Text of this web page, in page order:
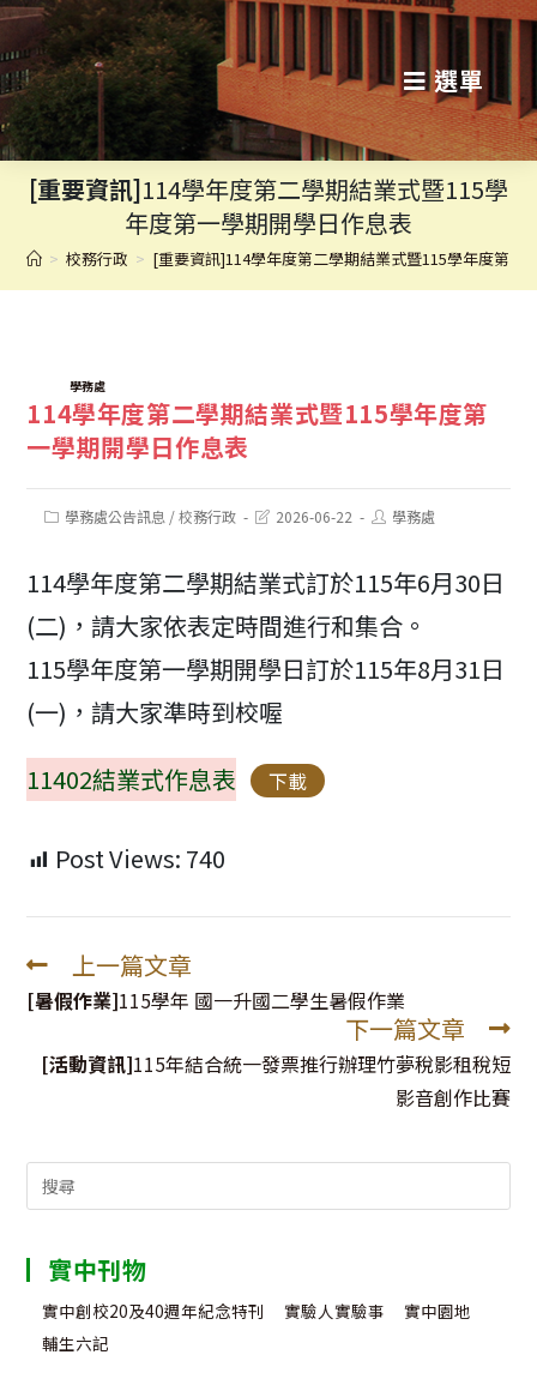
跳
轉
至
主
選單
[重要資訊]114學年度第二學期結業式暨115學
年度第一學期開學日作息表
> 校務行政 > [重要資訊]114學年度第二學期結業式暨115學年度第一
TAGS:學務處
114學年度第二學期結業式暨115學年度第
一學期開學日作息表
Post學務處公告訊息 / 校務行政
Post2026-06-22
Post學務處
114學年度第二學期結業式訂於115年6月30日
(二)，請大家依表定時間進行和集合。
115學年度第一學期開學日訂於115年8月31日
(一)，請大家準時到校喔
11402結業式作息表
下載
Post Views: 740
Read
more
上一篇文章
[暑假作業]115學年 國一升國二學生暑假作業
下一篇文章
[活動資訊]115年結合統一發票推行辦理竹夢稅影租稅短
影音創作比賽
Search
for:
實中刊物
實中創校20及40週年紀念特刊 實驗人實驗事
實中園地
輔生六記